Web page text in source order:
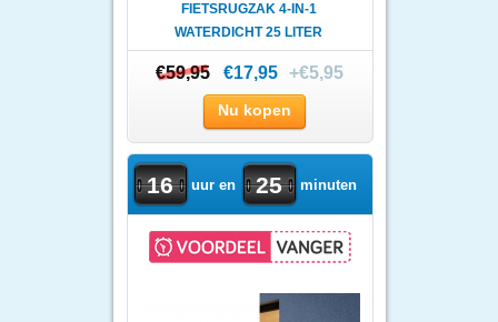
FIETSRUGZAK 4-IN-1
WATERDICHT 25 LITER
€59,95
€59,95 €17,95 +€5,95
Nu kopen
16 uur en 25 minuten